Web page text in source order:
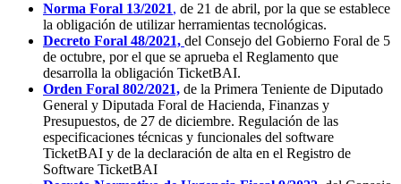
Norma Foral 13/2021, de 21 de abril, por la que se establece
la obligación de utilizar herramientas tecnológicas.
Decreto Foral 48/2021, del Consejo del Gobierno Foral de 5
de octubre, por el que se aprueba el Reglamento que
desarrolla la obligación TicketBAI.
Orden Foral 802/2021, de la Primera Teniente de Diputado
General y Diputada Foral de Hacienda, Finanzas y
Presupuestos, de 27 de diciembre. Regulación de las
especificaciones técnicas y funcionales del software
TicketBAI y de la declaración de alta en el Registro de
Software TicketBAI